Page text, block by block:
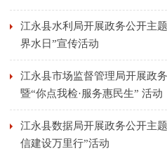
江永县水利局开展政务公开主
界水日”宣传活动
江永县市场监督管理局开展政
暨“你点我检·服务惠民生” 活动
江永县数据局开展政务公开主
信建设万里行”活动